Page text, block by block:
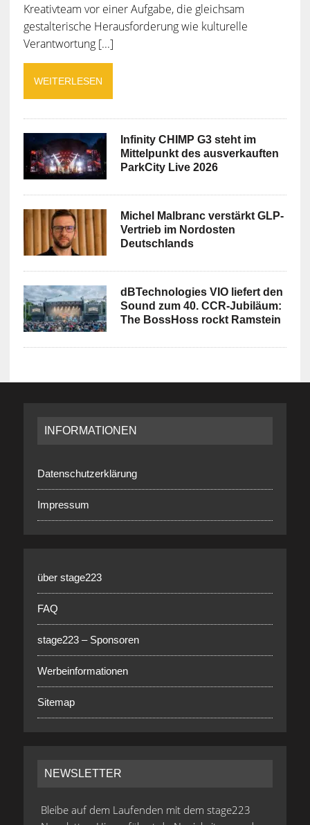
Kreativteam vor einer Aufgabe, die gleichsam
gestalterische Herausforderung wie kulturelle
Verantwortung [...]
WEITERLESEN
Infinity CHIMP G3 steht im
Mittelpunkt des ausverkauften
ParkCity Live 2026
Michel Malbranc verstärkt GLP-
Vertrieb im Nordosten
Deutschlands
dBTechnologies VIO liefert den
Sound zum 40. CCR-Jubiläum:
The BossHoss rockt Ramstein
INFORMATIONEN
Datenschutzerklärung
Impressum
über stage223
FAQ
stage223 – Sponsoren
Werbeinformationen
Sitemap
NEWSLETTER
Bleibe auf dem Laufenden mit dem stage223